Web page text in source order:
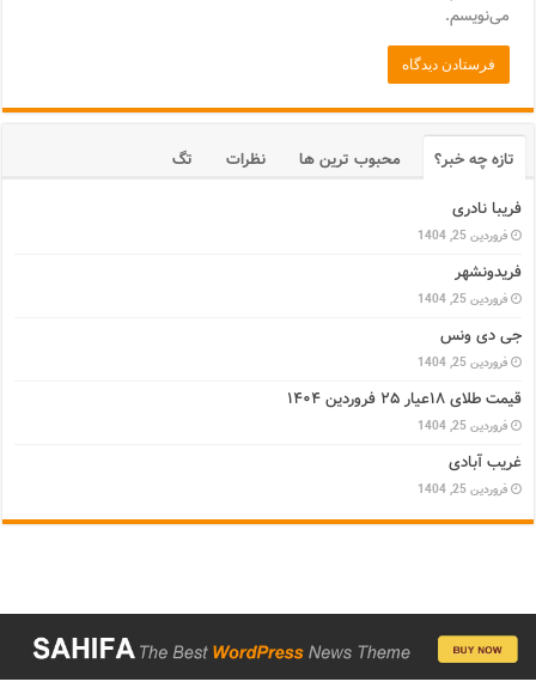
می‌نویسم.
تازه چه خبر؟ محبوب ترین ها نظرات
تگ
فریبا نادری
فروردین 25, 1404
فریدونشهر
فروردین 25, 1404
جی دی ونس
فروردین 25, 1404
قیمت طلای ۱۸عیار ۲۵ فروردین ۱۴۰۴
فروردین 25, 1404
غریب آبادی
فروردین 25, 1404